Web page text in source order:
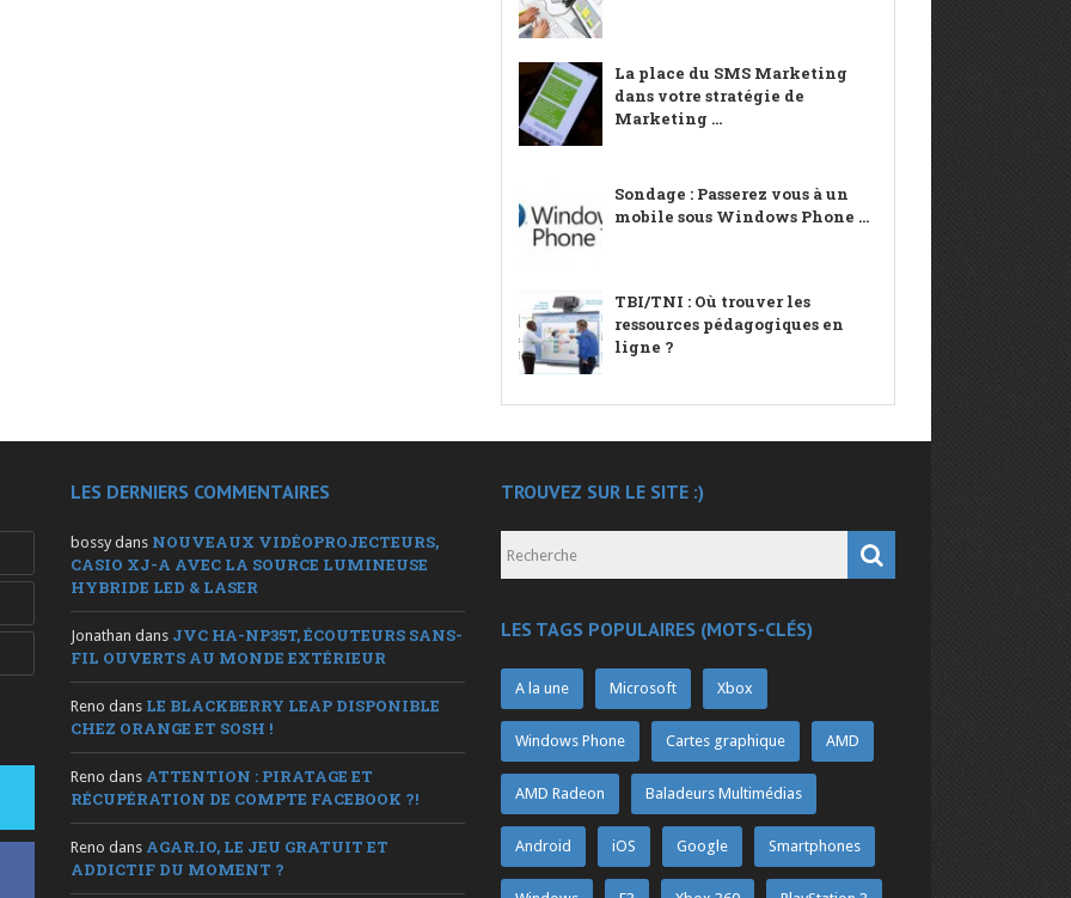
La place du SMS Marketing
dans votre stratégie de
Marketing ...
Sondage : Passerez vous à un
mobile sous Windows Phone ...
TBI/TNI : Où trouver les
ressources pédagogiques en
ligne ?
LES DERNIERS COMMENTAIRES
bossy dans NOUVEAUX VIDÉOPROJECTEURS,
CASIO XJ-A AVEC LA SOURCE LUMINEUSE
HYBRIDE LED & LASER
Jonathan dans JVC HA-NP35T, ÉCOUTEURS SANS-
FIL OUVERTS AU MONDE EXTÉRIEUR
Reno dans LE BLACKBERRY LEAP DISPONIBLE
CHEZ ORANGE ET SOSH !
Reno dans ATTENTION : PIRATAGE ET
RÉCUPÉRATION DE COMPTE FACEBOOK ?!
Reno dans AGAR.IO, LE JEU GRATUIT ET
ADDICTIF DU MOMENT ?
TROUVEZ SUR LE SITE :)
LES TAGS POPULAIRES (MOTS-CLÉS)
A la une Microsoft Xbox
Windows Phone Cartes graphique AMD
AMD Radeon Baladeurs Multimédias
Android iOS Google Smartphones